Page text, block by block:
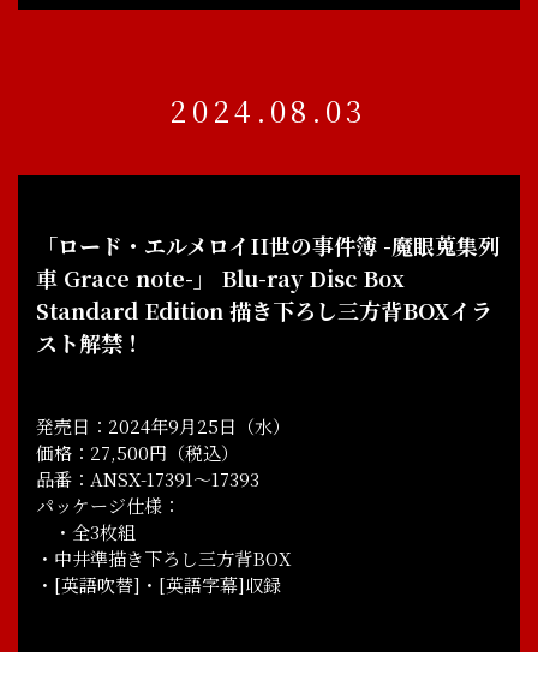
2024.08.03
「ロード・エルメロイII世の事件簿 -魔眼蒐集列
車 Grace note-」 Blu-ray Disc Box
Standard Edition 描き下ろし三方背BOXイラ
スト解禁！
発売日：2024年9月25日（水）
価格：27,500円（税込）
品番：ANSX-17391～17393
パッケージ仕様：
・全3枚組
・中井準描き下ろし三方背BOX
・[英語吹替]・[英語字幕]収録